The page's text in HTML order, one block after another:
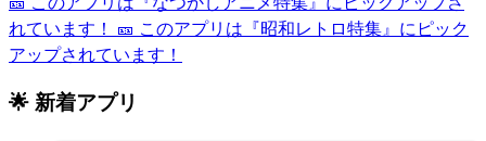
れています！ 🎫 このアプリは『昭和レトロ特集』にピック
アップされています！
🌟 新着アプリ